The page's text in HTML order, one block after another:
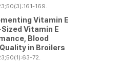
169.
Vitamin E
Vitamin E
Blood
in Broilers
72.